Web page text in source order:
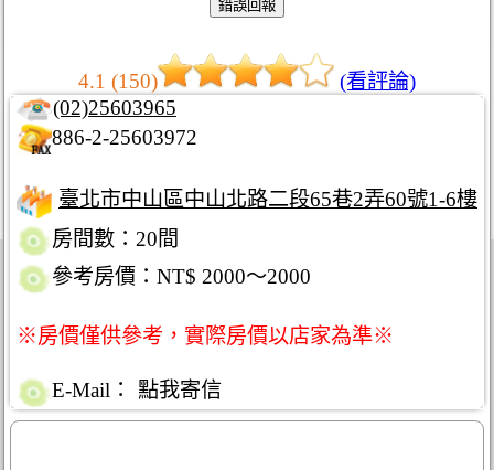
4.1 (150)
(看評論)
(02)25603965
886-2-25603972
臺北市中山區中山北路二段65巷2弄60號1-6樓
房間數：20間
參考房價：NT$ 2000～2000
※房價僅供參考，實際房價以店家為準※
E-Mail： 點我寄信